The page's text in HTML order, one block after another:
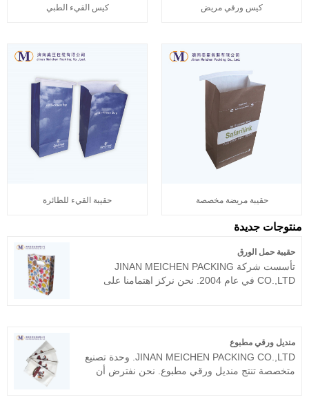
كيس ورقي مريض كيس القيء الطبي
حقيبة مريضة مخصصة حقيبة القيء للطائرة
منتوجات جديدة
حقيبة حمل الورق
تأسست شركة JINAN MEICHEN PACKING
CO.,LTD في عام 2004. نحن نركز اهتمامنا على
للعديد من الوكالات في جميع أنحاء العالم ونجري
عمليات مناسبة معهم لسنوات عديدة، ولم تحدث أي
شكاوى كبيرة على الإطلاق.
منديل ورقي مطبوع
JINAN MEICHEN PACKING CO.,LTD. وحدة تصنيع
متخصصة تنتج منديل ورقي مطبوع. نحن نفترض أن